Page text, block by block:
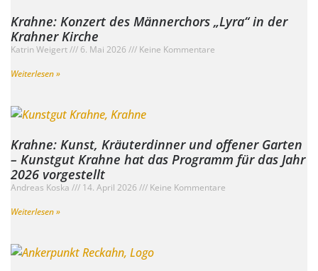
Krahne: Konzert des Männerchors „Lyra“ in der
Krahner Kirche
Katrin Weigert 6. Mai 2026
Keine Kommentare
Weiterlesen »
Krahne: Kunst, Kräuterdinner und offener Garten
– Kunstgut Krahne hat das Programm für das Jahr
2026 vorgestellt
Andreas Koska 14. April 2026
Keine Kommentare
Weiterlesen »